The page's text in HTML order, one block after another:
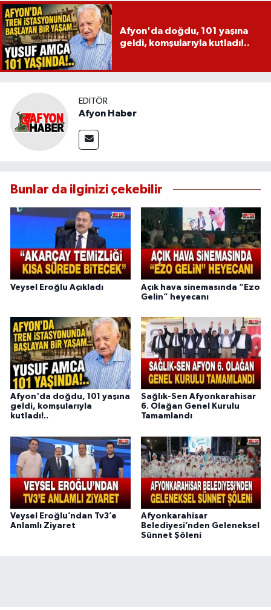
Afyon'da doğdu, 101 yaşına
geldi, komşularıyla kutladı!..
EDITÖR
Afyon Haber
Bunlar da ilginizi çekebilir
Veysel Eroğlu Açıkladı
Açık hava sinemasında “Ezo
Gelin” heyecanı
Afyon'da doğdu, 101 yaşına
geldi, komşularıyla
kutladı!..
Sağlık-Sen Afyonkarahisar
6. Olağan Genel Kurulu
Tamamlandı
Veysel Eroğlu’ndan Tv3’e
Anlamlı Ziyaret
Afyonkarahisar
Belediyesi’nden Geleneksel
Sünnet Şöleni